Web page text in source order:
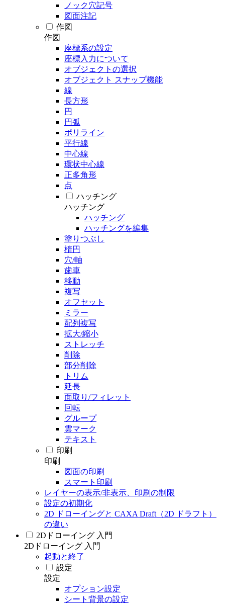
ノック穴記号
図面注記
作図
作図
座標系の設定
座標入力について
オブジェクトの選択
オブジェクト スナップ機能
線
長方形
円
円弧
ポリライン
平行線
中心線
環状中心線
正多角形
点
ハッチング
ハッチング
ハッチング
ハッチングを編集
塗りつぶし
楕円
穴/軸
歯車
移動
複写
オフセット
ミラー
配列複写
拡大/縮小
ストレッチ
削除
部分削除
トリム
延長
面取り/フィレット
回転
グループ
雲マーク
テキスト
印刷
印刷
図面の印刷
スマート印刷
レイヤーの表示/非表示、印刷の制限
設定の初期化
2D ドローイングと CAXA Draft（2D ドラフト）
の違い
2Dドローイング 入門
2Dドローイング 入門
起動と終了
設定
設定
オプション設定
シート背景の設定